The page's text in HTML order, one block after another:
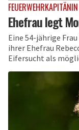
Ehefrau legt
Eine 54-jährige
ihrer Ehefrau
Eifersucht als